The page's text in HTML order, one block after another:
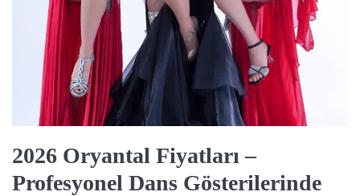
2026 Oryantal Fiyatları –
Profesyonel Dans Gösterilerinde